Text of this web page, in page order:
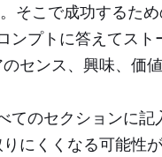
そこで成功するた
ンプトに答えてス
センス、興味、価
てのセクションに
にくくなる可能性が